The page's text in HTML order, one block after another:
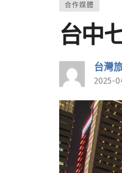
合作媒體
台中
台灣
2025-